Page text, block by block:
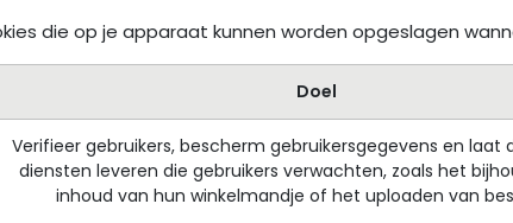
die op je apparaat kunnen worden opgeslagen
Doel
Verifieer gebruikers, bescherm gebruikersgegevens en laat
diensten leveren die gebruikers verwachten, zoals het
inhoud van hun winkelmandje of het uploaden van